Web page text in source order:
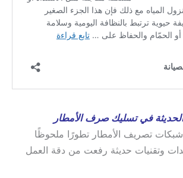
الحديثة في تسليك صرف الأمطار
تصريف الأمطار تطورًا ملحوظًا
وتقنيات حديثة رفعت من دقة العمل